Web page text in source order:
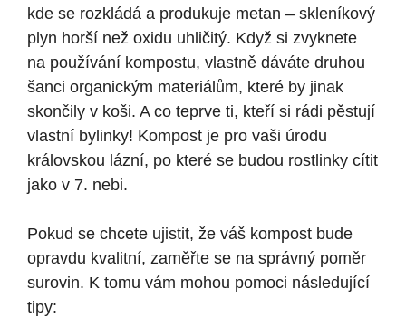
kde se rozkládá a produkuje metan – skleníkový
plyn horší než oxidu uhličitý. Když si zvyknete
na používání kompostu, vlastně dáváte druhou
šanci organickým materiálům, které by jinak
skončily v koši. A co teprve ti, kteří si rádi pěstují
vlastní bylinky! Kompost je pro vaši úrodu
královskou lázní, po které se budou rostlinky cítit
jako v 7. nebi.
Pokud se chcete ujistit, že váš kompost bude
opravdu kvalitní, zaměřte se na správný poměr
surovin. K tomu vám mohou pomoci následující
tipy: